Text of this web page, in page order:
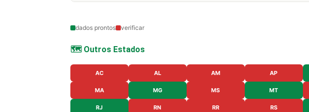
dados prontos verificar
🗺️ Outros Estados
AC AL AM AP
MA MG MS MT
RJ RN RR RS